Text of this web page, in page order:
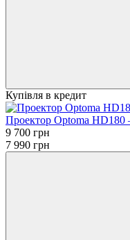
Купівля в кредит
Проектор Optoma
9 700 грн
7 990 грн